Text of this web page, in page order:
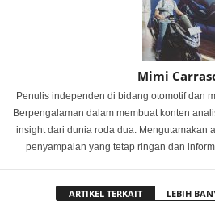
Mimi
Penulis independen di bidang otomotif dan
Berpengalaman dalam membuat konten
insight dari dunia roda dua. Mengutamakan
penyampaian yang tetap ringan dan
ARTIKEL TERKAIT LEBIH